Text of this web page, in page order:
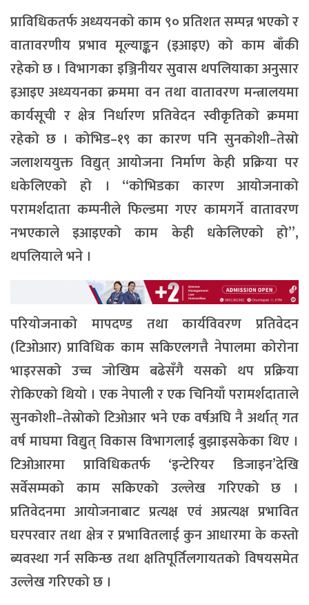
प्राविधिकतर्फ अध्ययनको काम ९० प्रतिशत सम्पन्न भएको र
वातावरणीय प्रभाव मूल्याङ्कन (इआइए) को काम बाँकी
रहेको छ । विभागका इञ्जिनीयर सुवास थपलियाका अनुसार
इआइए अध्ययनका क्रममा वन तथा वातावरण मन्त्रालयमा
कार्यसूची र क्षेत्र निर्धारण प्रतिवेदन स्वीकृतिको क्रममा
रहेको छ । कोभिड–१९ का कारण पनि सुनकोशी–तेस्रो
जलाशययुक्त विद्युत् आयोजना निर्माण केही प्रक्रिया पर
धकेलिएको हो । “कोभिडका कारण आयोजनाको
परामर्शदाता कम्पनीले फिल्डमा गएर कामगर्ने वातावरण
नभएकाले इआइएको काम केही धकेलिएको हो”,
थपलियाले भने ।
परियोजनाको मापदण्ड तथा कार्यविवरण प्रतिवेदन
(टिओआर) प्राविधिक काम सकिएलगत्तै नेपालमा कोरोना
भाइरसको उच्च जोखिम बढेसँगै यसको थप प्रक्रिया
रोकिएको थियो । एक नेपाली र एक चिनियाँ परामर्शदाताले
सुनकोशी–तेस्रोको टिओआर भने एक वर्षअघि नै अर्थात् गत
वर्ष माघमा विद्युत् विकास विभागलाई बुझाइसकेका थिए ।
टिओआरमा प्राविधिकतर्फ ‘इन्टेरियर डिजाइन’देखि
सर्वेसम्मको काम सकिएको उल्लेख गरिएको छ ।
प्रतिवेदनमा आयोजनाबाट प्रत्यक्ष एवं अप्रत्यक्ष प्रभावित
घरपरवार तथा क्षेत्र र प्रभावितलाई कुन आधारमा के कस्तो
ब्यवस्था गर्न सकिन्छ तथा क्षतिपूर्तिलगायतको विषयसमेत
उल्लेख गरिएको छ ।